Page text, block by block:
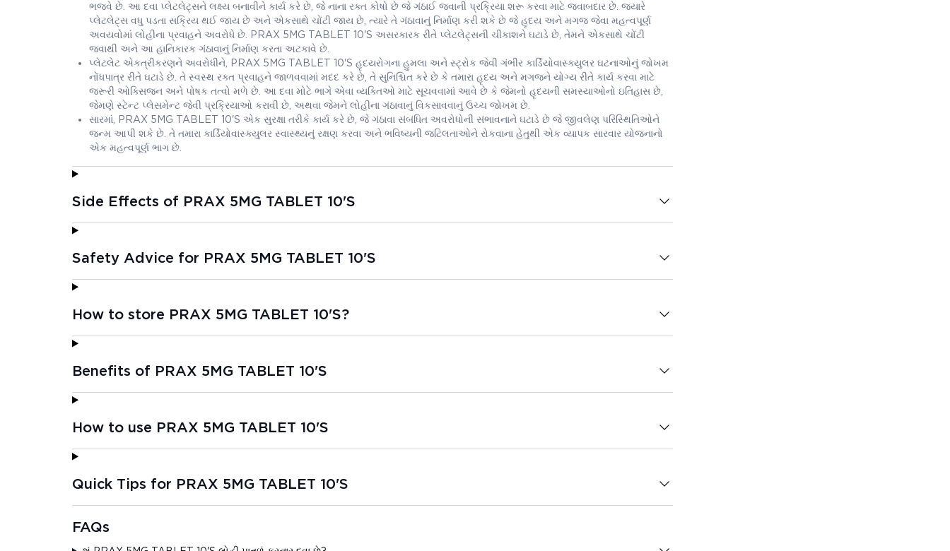
ભજવે છે. આ દવા પ્લેટલેટ્સને લક્ષ્ય બનાવીને કાર્ય કરે છે, જે નાના રક્ત કોષો છે જે ગંઠાઈ જવાની પ્રક્રિયા શરૂ કરવા માટે જવાબદાર છે. જ્યારે
પ્લેટલેટ્સ વધુ પડતા સક્રિય થઈ જાય છે અને એકસાથે ચોંટી જાય છે, ત્યારે તે ગંઠાવાનું નિર્માણ કરી શકે છે જે હૃદય અને મગજ જેવા મહત્વપૂર્ણ
અવયવોમાં લોહીના પ્રવાહને અવરોધે છે. PRAX 5MG TABLET 10'S અસરકારક રીતે પ્લેટલેટ્સની ચીકાશને ઘટાડે છે, તેમને એકસાથે ચોંટી
જવાથી અને આ હાનિકારક ગંઠાવાનું નિર્માણ કરતા અટકાવે છે.
પ્લેટલેટ એકત્રીકરણને અવરોધીને, PRAX 5MG TABLET 10'S હૃદયરોગના હુમલા અને સ્ટ્રોક જેવી ગંભીર કાર્ડિયોવાસ્ક્યુલર ઘટનાઓનું જોખમ
નોંધપાત્ર રીતે ઘટાડે છે. તે સ્વસ્થ રક્ત પ્રવાહને જાળવવામાં મદદ કરે છે, તે સુનિશ્ચિત કરે છે કે તમારા હૃદય અને મગજને યોગ્ય રીતે કાર્ય કરવા માટે
જરૂરી ઓક્સિજન અને પોષક તત્વો મળે છે. આ દવા મોટે ભાગે એવા વ્યક્તિઓ માટે સૂચવવામાં આવે છે કે જેમનો હૃદયની સમસ્યાઓનો ઇતિહાસ છે,
જેમણે સ્ટેન્ટ પ્લેસમેન્ટ જેવી પ્રક્રિયાઓ કરાવી છે, અથવા જેમને લોહીના ગંઠાવાનું વિકસાવવાનું ઉચ્ચ જોખમ છે.
સારમાં, PRAX 5MG TABLET 10'S એક સુરક્ષા તરીકે કાર્ય કરે છે, જે ગંઠાવા સંબંધિત અવરોધોની સંભાવનાને ઘટાડે છે જે જીવલેણ પરિસ્થિતિઓને
જન્મ આપી શકે છે. તે તમારા કાર્ડિયોવાસ્ક્યુલર સ્વાસ્થ્યનું રક્ષણ કરવા અને ભવિષ્યની જટિલતાઓને રોકવાના હેતુથી એક વ્યાપક સારવાર યોજનાનો
એક મહત્વપૂર્ણ ભાગ છે.
Side Effects of PRAX 5MG TABLET 10'S
Safety Advice for PRAX 5MG TABLET 10'S
How to store PRAX 5MG TABLET 10'S?
Benefits of PRAX 5MG TABLET 10'S
How to use PRAX 5MG TABLET 10'S
Quick Tips for PRAX 5MG TABLET 10'S
FAQs